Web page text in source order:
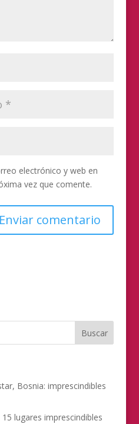
electrónico y web en
vez que comente.
Bosnia: imprescindibles
lugares imprescindibles